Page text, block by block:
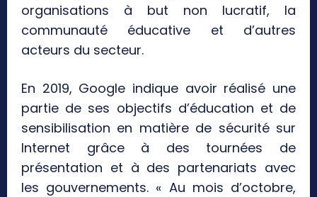
organisations à but non lucratif, la
communauté éducative et d’autres
acteurs du secteur.
En 2019, Google indique avoir réalisé une
partie de ses objectifs d’éducation et de
sensibilisation en matière de sécurité sur
Internet grâce à des tournées de
présentation et à des partenariats avec
les gouvernements. « Au mois d’octobre,